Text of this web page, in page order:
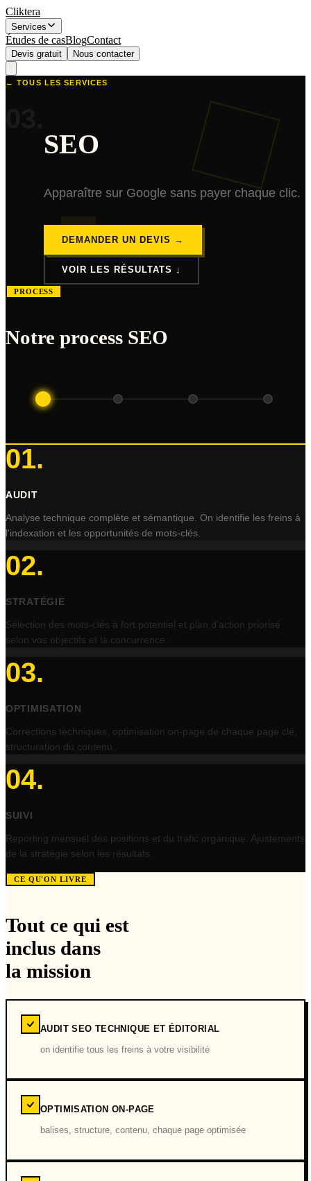
Cliktera
Services
Études de casBlogContact
Devis gratuit Nous contacter
← TOUS LES SERVICES
SEO
Apparaître sur Google sans payer chaque clic.
DEMANDER UN DEVIS →
VOIR LES RÉSULTATS ↓
PROCESS
Notre process SEO
01.
AUDIT
Analyse technique complète et sémantique. On identifie les freins à
l'indexation et les opportunités de mots-clés.
02.
STRATÉGIE
Sélection des mots-clés à fort potentiel et plan d'action priorisé
selon vos objectifs et la concurrence.
03.
OPTIMISATION
Corrections techniques, optimisation on-page de chaque page clé,
structuration du contenu.
04.
SUIVI
Reporting mensuel des positions et du trafic organique. Ajustements
de la stratégie selon les résultats.
CE QU'ON LIVRE
Tout ce qui est
inclus dans
la mission
AUDIT SEO TECHNIQUE ET ÉDITORIAL
on identifie tous les freins à votre visibilité
OPTIMISATION ON-PAGE
balises, structure, contenu, chaque page optimisée